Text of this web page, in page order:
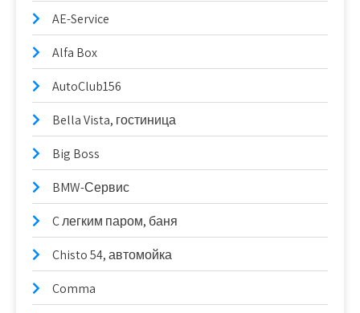
AE-Service
Alfa Box
AutoClub156
Bella Vista, гостиница
Big Boss
BMW-Сервис
C легким паром, баня
Chisto 54, автомойка
Comma